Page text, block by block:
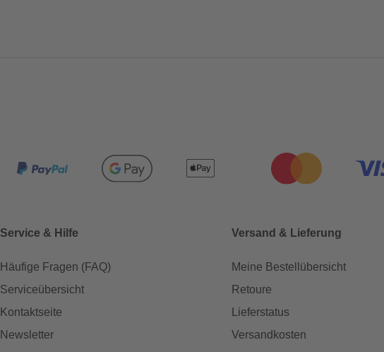
Service & Hilfe
Häufige Fragen (FAQ)
Serviceübersicht
Kontaktseite
Newsletter
Versand & Lieferung
Meine Bestellübersicht
Retoure
Lieferstatus
Versandkosten